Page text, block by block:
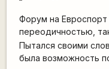
Форум на Евроспорт
переодичностью,
Пытался своими
была возможность